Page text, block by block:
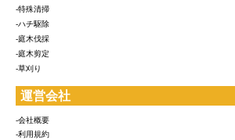
-特殊清掃
-ハチ駆除
-庭木伐採
-庭木剪定
-草刈り
運営会社
-会社概要
-利用規約